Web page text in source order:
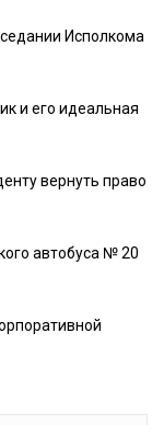
Исполкома
и его идеальная
вернуть право
автобуса № 20